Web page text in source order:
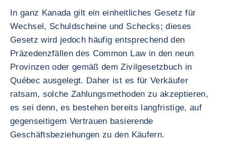
In ganz Kanada gilt ein einheitliches Gesetz für
Wechsel, Schuldscheine und Schecks; dieses
Gesetz wird jedoch häufig entsprechend den
Präzedenzfällen des Common Law in den neun
Provinzen oder gemäß dem Zivilgesetzbuch in
Québec ausgelegt. Daher ist es für Verkäufer
ratsam, solche Zahlungsmethoden zu akzeptieren,
es sei denn, es bestehen bereits langfristige, auf
gegenseitigem Vertrauen basierende
Geschäftsbeziehungen zu den Käufern.